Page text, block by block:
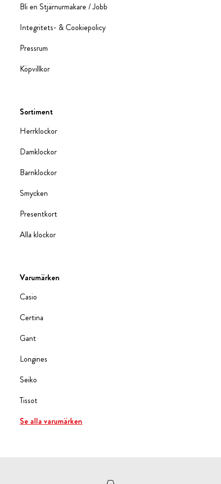
Bli en Stjärnurmakare / Jobb
Integritets- & Cookiepolicy
Pressrum
Köpvillkor
Sortiment
Herrklockor
Damklockor
Barnklockor
Smycken
Presentkort
Alla klockor
Varumärken
Casio
Certina
Gant
Longines
Seiko
Tissot
Se alla varumärken